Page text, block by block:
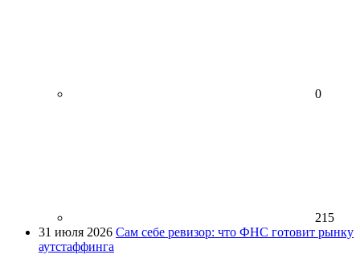
0
215
31 июля 2026 Сам себе ревизор: что ФНС готовит рынку
аутстаффинга